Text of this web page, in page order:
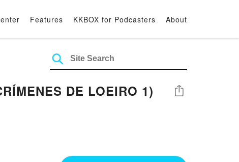
Features KKBOX for Podcasters About
DE LOEIRO 1)
Share